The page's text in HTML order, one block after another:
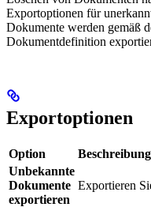
Exportoptionen für
Dokumente werden gemäß
Dokumentdefinition
Exportoptionen
Option
Beschreibung
Unbekannte
Dokumente
exportieren
Exportieren